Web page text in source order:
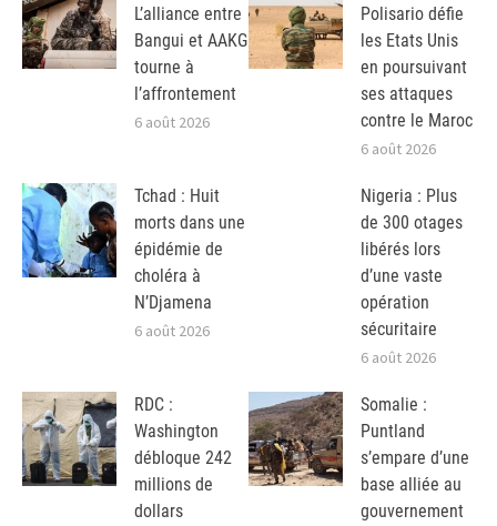
L’alliance entre
Bangui et AAKG
tourne à
l’affrontement
6 août 2026
Polisario défie
les Etats Unis
en poursuivant
ses attaques
contre le Maroc
6 août 2026
Tchad : Huit
morts dans une
épidémie de
choléra à
N’Djamena
6 août 2026
Nigeria : Plus
de 300 otages
libérés lors
d’une vaste
opération
sécuritaire
6 août 2026
RDC :
Washington
débloque 242
millions de
dollars
Somalie :
Puntland
s’empare d’une
base alliée au
gouvernement